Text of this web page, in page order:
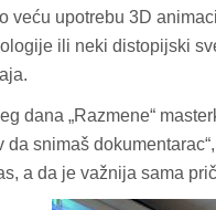
veću upotrebu 3D
ili neki distopijski
dana „Razmene“
da snimaš
a da je važnija sama